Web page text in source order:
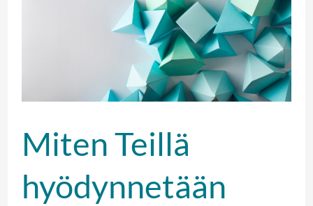
Miten Teillä
hyödynnetään